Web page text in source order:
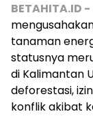
BETAHITA.ID -
tanaman
statusnya
di Kalimantan
deforestasi,
konflik akibat